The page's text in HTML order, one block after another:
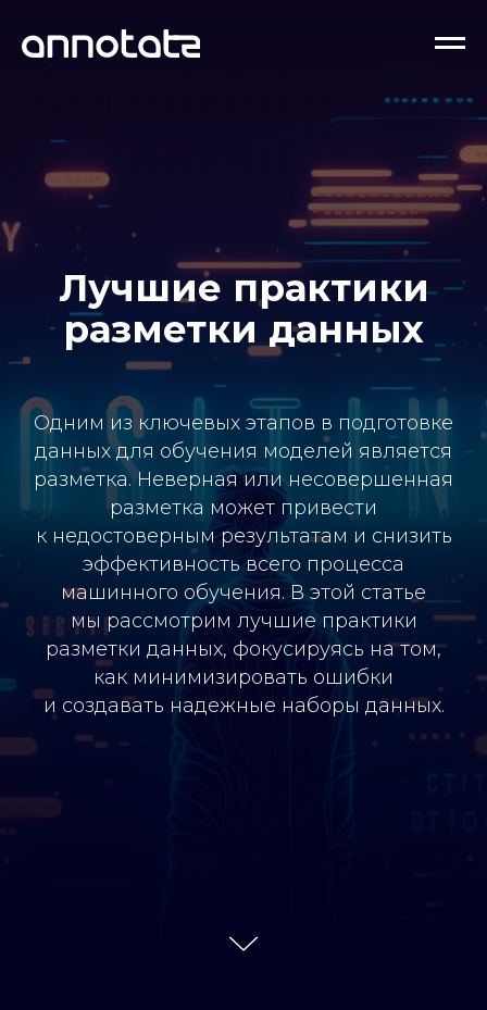
Лучшие практики
разметки данных
Одним из ключевых этапов в подготовке
данных для обучения моделей является
разметка. Неверная или несовершенная
разметка может привести
к недостоверным результатам и снизить
эффективность всего процесса
машинного обучения. В этой статье
мы рассмотрим лучшие практики
разметки данных, фокусируясь на том,
как минимизировать ошибки
и создавать надежные наборы данных.